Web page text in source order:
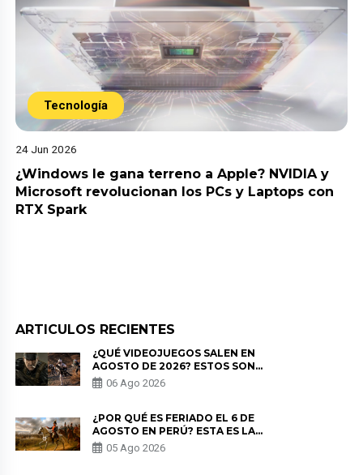
Tecnología
24 Jun 2026
¿Windows le gana terreno a Apple? NVIDIA y
Microsoft revolucionan los PCs y Laptops con
RTX Spark
ARTICULOS RECIENTES
¿QUÉ VIDEOJUEGOS SALEN EN
AGOSTO DE 2026? ESTOS SON
LOS ESTRENOS MÁS ESPERADOS
06 Ago 2026
¿POR QUÉ ES FERIADO EL 6 DE
AGOSTO EN PERÚ? ESTA ES LA
HISTORIA
05 Ago 2026